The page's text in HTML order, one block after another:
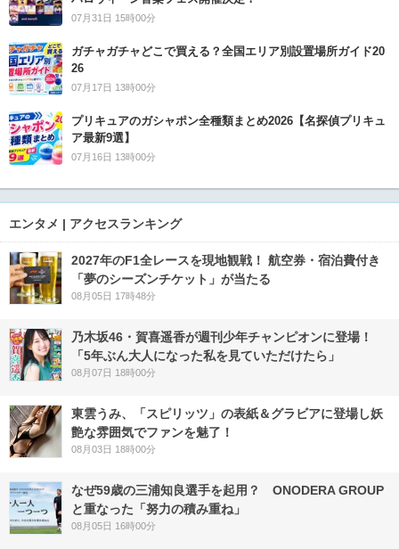
07月31日 15時00分
ガチャガチャどこで買える？全国エリア別設置場所ガイド20
26
07月17日 13時00分
プリキュアのガシャポン全種類まとめ2026【名探偵プリキュ
ア最新9選】
07月16日 13時00分
エンタメ | アクセスランキング
2027年のF1全レースを現地観戦！ 航空券・宿泊費付き
「夢のシーズンチケット」が当たる
08月05日 17時48分
乃木坂46・賀喜遥香が週刊少年チャンピオンに登場！
「5年ぶん大人になった私を見ていただけたら」
08月07日 18時00分
東雲うみ、「スピリッツ」の表紙＆グラビアに登場し妖
艶な雰囲気でファンを魅了！
08月03日 18時00分
なぜ59歳の三浦知良選手を起用？ ONODERA GROUP
と重なった「努力の積み重ね」
08月05日 16時00分